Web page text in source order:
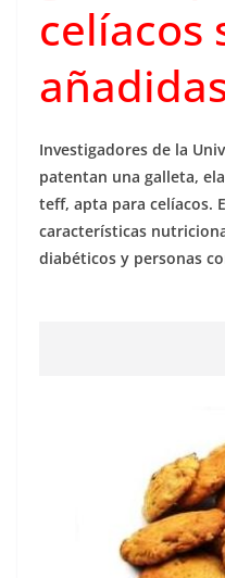
celíacos
Investigadores de la
patentan una galleta,
teff, apta para celíacos.
características
diabéticos y personas